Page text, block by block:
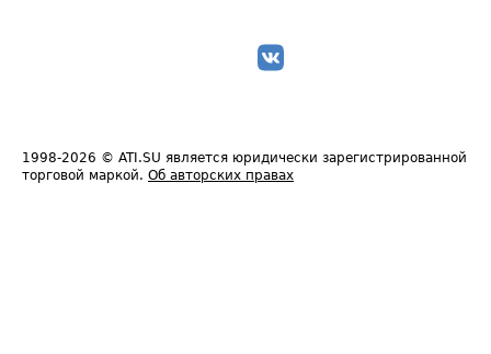
1998-2026 © ATI.SU является юридически зарегистрированной
торговой маркой. Об авторских правах